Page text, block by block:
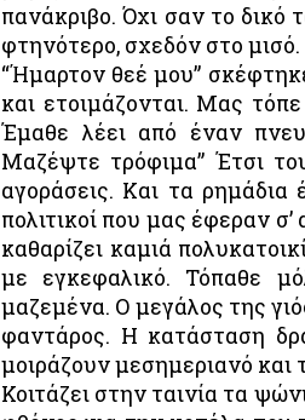
πανάκριβο. Όχι σαν το
φτηνότερο, σχεδόν στο
“Ήμαρτον θεέ μου”
και ετοιμάζονται. Μας
Έμαθε λέει από έναν
Μαζέψτε τρόφιμα” Έτσι
αγοράσεις. Και τα
πολιτικοί που μας έφεραν
καθαρίζει καμιά
με εγκεφαλικό. Τόπαθε
μαζεμένα. Ο μεγάλος της
φαντάρος. Η κατάσταση
μοιράζουν μεσημεριανό και
Κοιτάζει στην ταινία τα